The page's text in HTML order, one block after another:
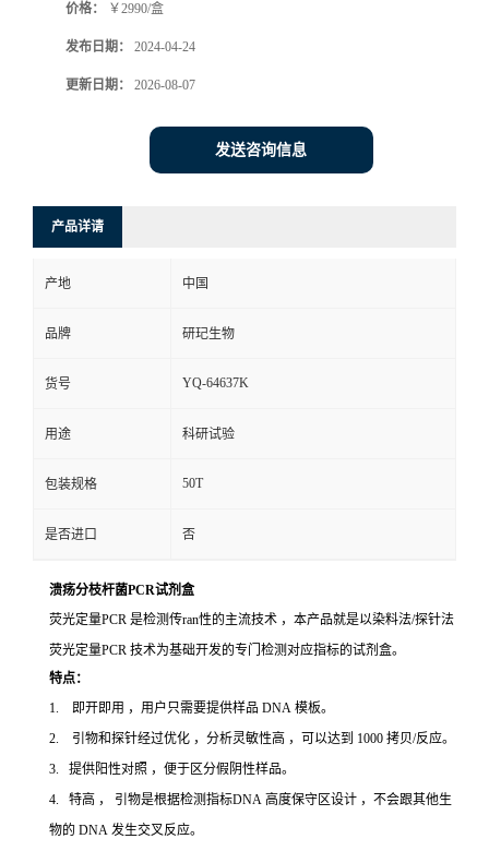
价格： ￥2990/盒
发布日期： 2024-04-24
更新日期： 2026-08-07
发送咨询信息
产品详请
产地 中国
品牌 研玘生物
货号 YQ-64637K
用途 科研试验
包装规格 50T
是否进口 否
溃疡分枝杆菌PCR试剂盒
荧光定量PCR 是检测传ran性的主流技术 ，本产品就是以染料法/探针法
荧光定量PCR 技术为基础开发的专门检测对应指标的试剂盒。
特点：
1. 即开即用 ，用户只需要提供样品 DNA 模板。
2. 引物和探针经过优化 ，分析灵敏性高 ，可以达到 1000 拷贝/反应。
3. 提供阳性对照 ，便于区分假阴性样品。
4. 特高 ， 引物是根据检测指标DNA 高度保守区设计 ，不会跟其他生
物的 DNA 发生交叉反应。